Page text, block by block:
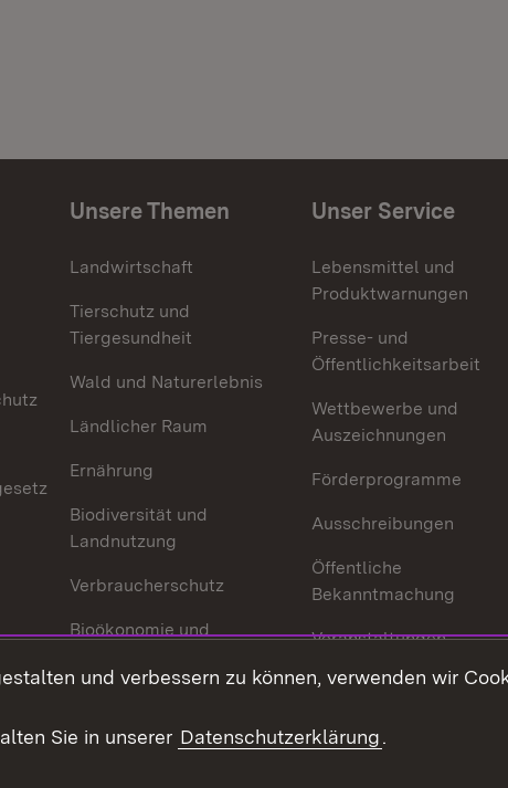
Unsere Themen
Landwirtschaft
Tierschutz und
Tiergesundheit
Wald und Naturerlebnis
Ländlicher Raum
Ernährung
Biodiversität und
Landnutzung
Verbraucherschutz
Bioökonomie und
Unser Service
Lebensmittel und
Produktwarnungen
Presse- und
Öffentlichkeitsarbeit
Wettbewerbe und
Auszeichnungen
Förderprogramme
Ausschreibungen
Öffentliche
Bekanntmachung
Veranstaltungen
Mediathek
Publikationen
und verbessern zu können, verwenden wir
Sie in unserer Datenschutzerklärung.